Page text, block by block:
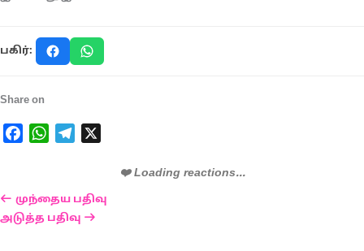
பகிர்:
Share on
❤️ Loading reactions...
முந்தைய பதிவு
அடுத்த பதிவு